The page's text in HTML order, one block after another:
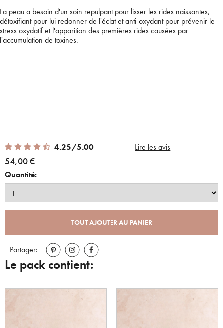
La peau a besoin d'un soin repulpant pour lisser les rides naissantes,
détoxifiant pour lui redonner de l'éclat et anti-oxydant pour prévenir le
stress oxydatif et l'apparition des premières rides causées par
l'accumulation de toxines.
4.25 out of 5 Customer Rating
4.25/5.00 Lire les avis
54,00 €
Quantité:
TOUT AJOUTER AU PANIER
Partager:
Le pack contient: